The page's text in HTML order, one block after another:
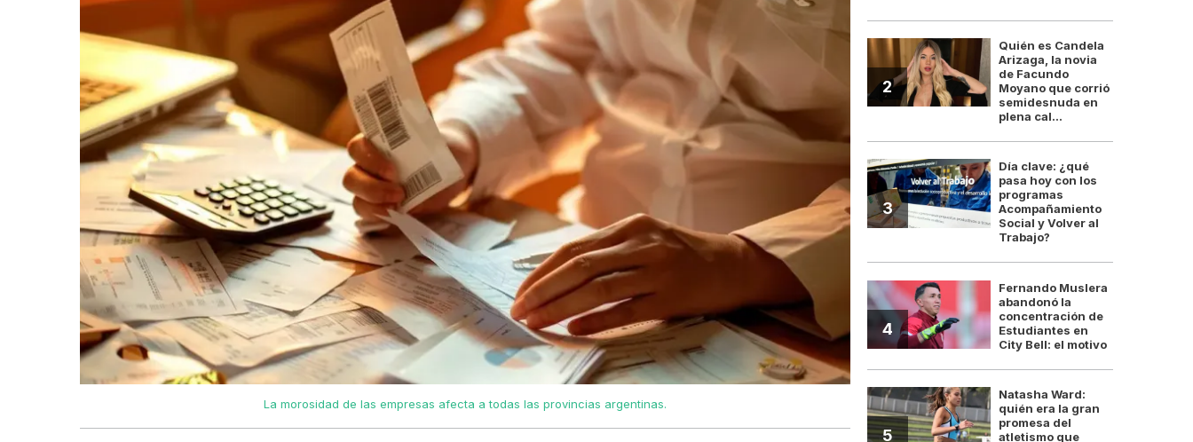
La morosidad de las empresas afecta a todas las provincias argentinas. La morosidad de las
2
Quién es Candela
Arizaga, la novia
de Facundo
Moyano que corrió
semidesnuda en
plena cal...
3
Día clave: ¿qué
pasa hoy con los
programas
Acompañamiento
Social y Volver al
Trabajo?
4
Fernando Muslera
abandonó la
concentración de
Estudiantes en
City Bell: el motivo
5
Natasha Ward:
quién era la gran
promesa del
atletismo que